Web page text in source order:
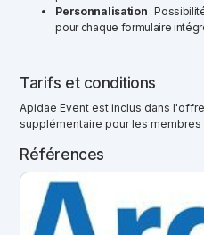
Personnalisation :
pour chaque formulaire
Tarifs et conditions
Apidae Event est inclus dans
supplémentaire pour les membres
Références